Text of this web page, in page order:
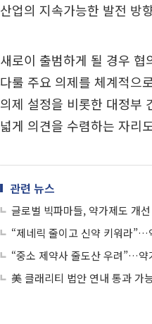
산업의 지속가능한 발전 방
새로이 출범하게 될 경우 협
다룰 주요 의제를 체계적으
의제 설정을 비롯한 대정부
넓게 의견을 수렴하는 자리
관련 뉴스
글로벌 빅파마들, 약가제도 개
“제네릭 줄이고 신약 키워라”…
“중소 제약사 줄도산 우려”…약
美 클래리티 법안 연내 통과